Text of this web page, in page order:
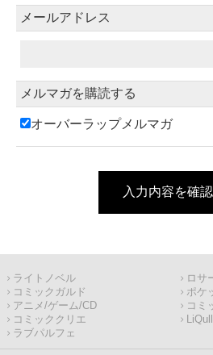
メールアドレス
メルマガを購読する
オーバーラップメルマガ
入力内容を確
ライトノベル
ロサ
コミックガルド
ポケ
アニメ/ゲーム/CD
コミ
コミッククリエ
ラブパルフェ